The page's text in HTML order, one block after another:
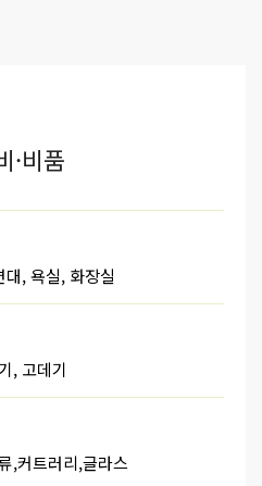
·비품
, 욕실, 화장실
, 고데기
,커트러리,글라스